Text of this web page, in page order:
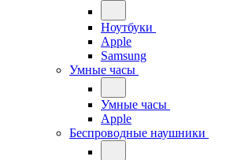
Ноутбуки
Apple
Samsung
Умные часы
Умные часы
Apple
Беспроводные наушники